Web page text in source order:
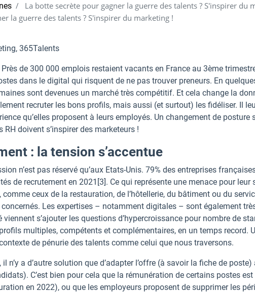
La botte secrète pour gagner la guerre des talents ? S'inspirer du
la guerre des talents ? S'inspirer du marketing !
365Talents
de 300 000 emplois restaient vacants en France au 3ème
dans le digital qui risquent de ne pas trouver preneurs. En
sont devenues un marché très compétitif. Et cela change la
recruter les bons profils, mais aussi (et surtout) les fidéliser. Il
qu’elles proposent à leurs employés. Un changement de posture
doivent s’inspirer des marketeurs !
: la tension s’accentue
n’est pas réservé qu’aux Etats-Unis. 79% des entreprises
de recrutement en 2021[3]. Ce qui représente une menace pour leur
ceux de la restauration, de l’hôtellerie, du bâtiment ou du
Les expertises – notamment digitales – sont également
s’ajouter les questions d’hypercroissance pour nombre de
multiples, compétents et complémentaires, en un temps record.
de pénurie des talents comme celui que nous traversons.
n’y a d’autre solution que d’adapter l’offre (à savoir la fiche de
C’est bien pour cela que la rémunération de certains postes est
en 2022), ou que les employeurs proposent de supprimer les